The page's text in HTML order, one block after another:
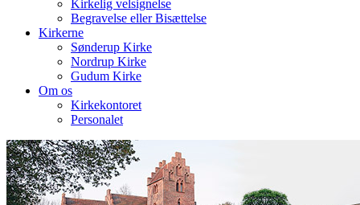
Kirkelig velsignelse
Begravelse eller Bisættelse
Kirkerne
Sønderup Kirke
Nordrup Kirke
Gudum Kirke
Om os
Kirkekontoret
Personalet